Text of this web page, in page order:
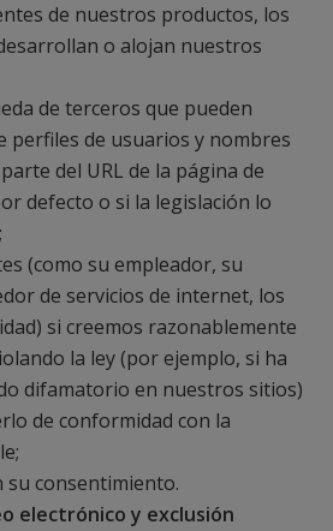
de nuestros productos, los
o alojan nuestros
de terceros que pueden
perfiles de usuarios y nombres
del URL de la página de
defecto o si la legislación lo
(como su empleador, su
de servicios de internet, los
si creemos razonablemente
la ley (por ejemplo, si ha
difamatorio en nuestros sitios)
de conformidad con la
consentimiento.
electrónico y exclusión